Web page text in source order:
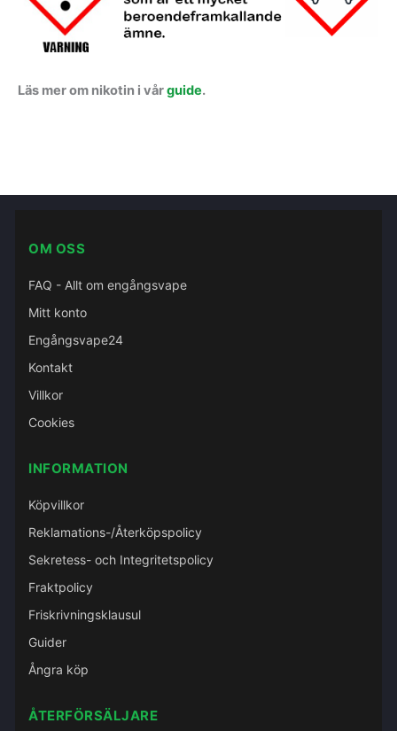
Läs mer om nikotin i vårguide.
OM OSS
FAQ - Allt om engångsvape
Mitt konto
Engångsvape24
Kontakt
Villkor
Cookies
INFORMATION
Köpvillkor
Reklamations-/Återköpspolicy
Sekretess- och Integritetspolicy
Fraktpolicy
Friskrivningsklausul
Guider
Ångra köp
ÅTERFÖRSÄLJARE